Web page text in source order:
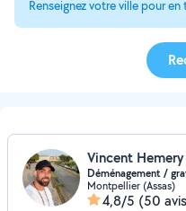
Renseignez votre ville pour
Vincent
Déménagement /
Montpellier (Assas)
4,8/5 (50